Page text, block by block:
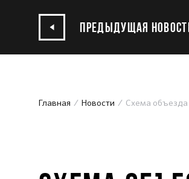
ПРЕДЫДУЩАЯ
Главная Новости Схема